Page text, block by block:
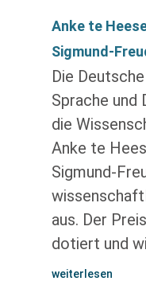
Anke te
Sigmund-
Die
Sprache und
die
Anke te
Sigmund-
aus. Der
dotiert und
weiterlesen